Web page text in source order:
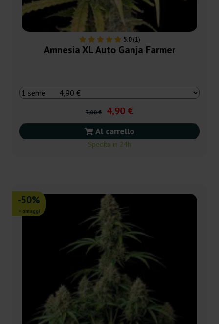
5.0(1)
Amnesia XL Auto Ganja Farmer
7,00 € 4,90 €
Al carrello
Spedito in 24h
-50%
+ omaggi